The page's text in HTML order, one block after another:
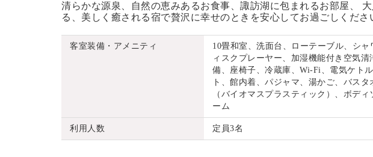
清らかな源泉、自然の恵みあるお食事、諏訪湖に包まれるお部屋、
る、美しく癒される宿で贅沢に幸せのときを安心してお過ごしくださ
客室装備・アメニティ
10畳和室、洗面台、ローテーブル、シ
ィスクプレーヤー、加湿機能付き空気
備、座椅子、冷蔵庫、Wi-Fi、電気ケト
ト、館内着、パジャマ、湯かご、バス
（バイオマスプラスティック）、ボデ
ーム
利用人数 定員3名